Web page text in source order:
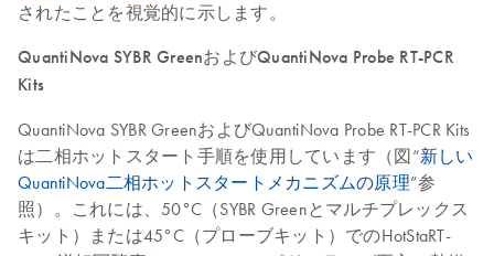
されたことを視覚的に示します。
QuantiNova SYBR GreenおよびQuantiNova Probe RT-PCR
Kits
QuantiNova SYBR GreenおよびQuantiNova Probe RT-PCR Kits
は二相ホットスタート手順を使用しています（図“新しい
QuantiNova二相ホットスタートメカニズムの原理”参
照）。これには、50°C（SYBR Greenとマルチプレックス
キット）または45°C（プローブキット）でのHotStaRT-